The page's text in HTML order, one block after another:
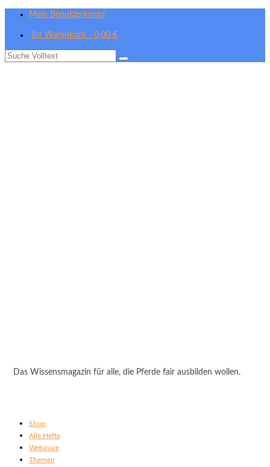
Mein Benutzerkonto
Ihr Warenkorb - 0,00 €
Suche
Das Wissensmagazin für alle, die Pferde fair ausbilden wollen.
Shop
Alle Hefte
Webinare
Themen